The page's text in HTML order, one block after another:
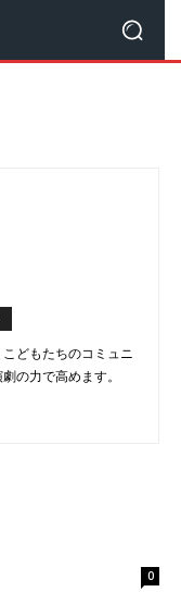
どもたちのコミュニ
の力で高めます。
0